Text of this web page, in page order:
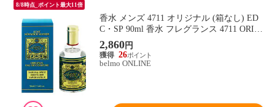
8/8時点_ポイント最大11倍
香水 メンズ 4711 オリジナル (箱なし) ED
C・SP 90ml 香水 フレグランス 4711 ORIGI
NAL 新品 未使用
2,860円
26
belmo ONLINE